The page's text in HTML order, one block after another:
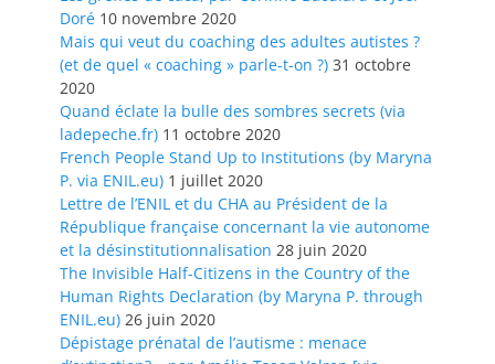
Doré 10 novembre 2020
Mais qui veut du coaching des adultes autistes ?
(et de quel « coaching » parle-t-on ?) 31 octobre
2020
Quand éclate la bulle des sombres secrets (via
ladepeche.fr) 11 octobre 2020
French People Stand Up to Institutions (by Maryna
P. via ENIL.eu) 1 juillet 2020
Lettre de l’ENIL et du CHA au Président de la
République française concernant la vie autonome
et la désinstitutionnalisation 28 juin 2020
The Invisible Half-Citizens in the Country of the
Human Rights Declaration (by Maryna P. through
ENIL.eu) 26 juin 2020
Dépistage prénatal de l’autisme : menace